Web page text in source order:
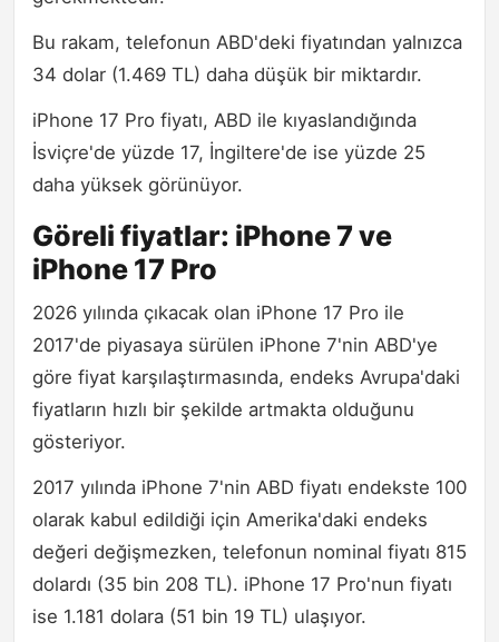
Bu rakam, telefonun ABD'deki fiyatından yalnızca
34 dolar (1.469 TL) daha düşük bir miktardır.
iPhone 17 Pro fiyatı, ABD ile kıyaslandığında
İsviçre'de yüzde 17, İngiltere'de ise yüzde 25
daha yüksek görünüyor.
Göreli fiyatlar: iPhone 7 ve
iPhone 17 Pro
2026 yılında çıkacak olan iPhone 17 Pro ile
2017'de piyasaya sürülen iPhone 7'nin ABD'ye
göre fiyat karşılaştırmasında, endeks Avrupa'daki
fiyatların hızlı bir şekilde artmakta olduğunu
gösteriyor.
2017 yılında iPhone 7'nin ABD fiyatı endekste 100
olarak kabul edildiği için Amerika'daki endeks
değeri değişmezken, telefonun nominal fiyatı 815
dolardı (35 bin 208 TL). iPhone 17 Pro'nun fiyatı
ise 1.181 dolara (51 bin 19 TL) ulaşıyor.